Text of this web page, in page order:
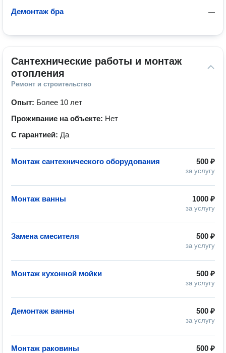
—
Демонтаж бра
Сантехнические работы и монтаж
отопления
Ремонт и строительство
Опыт: Более 10 лет
Проживание на объекте: Нет
С гарантией: Да
500 ₽
за услугу
Монтаж сантехнического оборудования
1000 ₽
за услугу
Монтаж ванны
500 ₽
за услугу
Замена смесителя
500 ₽
за услугу
Монтаж кухонной мойки
500 ₽
за услугу
Демонтаж ванны
500 ₽
Монтаж раковины